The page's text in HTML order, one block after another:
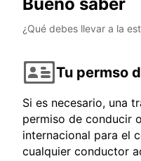
Bueno saber
¿Qué debes llevar a la
Tu permso
Si es necesario, una
permiso de conducir
internacional para el
cualquier conductor